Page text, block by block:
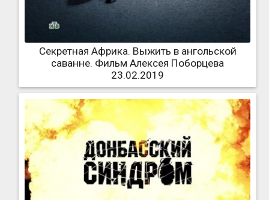
Секретная Африка. Выжить в ангольской
саванне. Фильм Алексея Поборцева
23.02.2019